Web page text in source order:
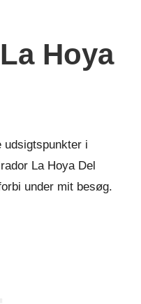
Hoya
udsigtspunkter i
La Hoya Del
under mit besøg.